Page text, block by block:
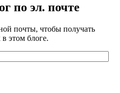
по эл. почте
почты, чтобы получать
этом блоге.